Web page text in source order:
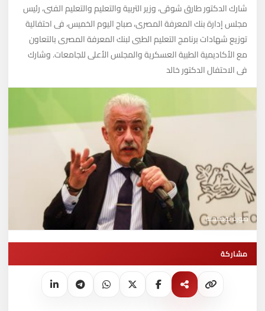
شارك الدكتور طارق شوقى، وزير التربية والتعليم والتعليم الفنى، رئيس
مجلس إدارة بنك المعرفة المصرى، صباح اليوم الخميس، فى احتفالية
توزيع شهادات برنامج التعليم الطبى لبنك المعرفة المصرى بالتعاون
مع الأكاديمية الطبية العسكرية والمجلس الأعلى للجامعات. وشارك
فى الاحتفال الدكتور خالد
صورة توضيحية
مشاركة